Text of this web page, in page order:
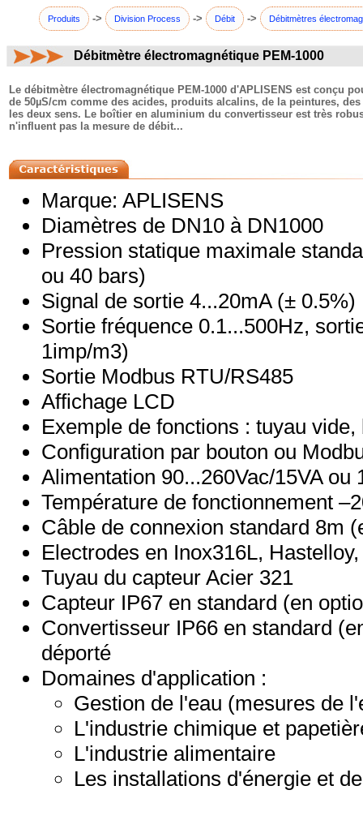
Produits -> Division Process -> Débit -> Débitmètres
Débitmètre électromagnétique PEM-1000
Le débitmètre électromagnétique PEM-1000 d'APLISENS est conçu
de 50µS/cm comme des acides, produits alcalins, de la peintures,
les deux sens. Le boîtier en aluminium du convertisseur est très
n'influent pas la mesure de débit...
Marque: APLISENS
Diamètres de DN10 à DN1000
Pression statique maximale
ou 40 bars)
Signal de sortie 4...20mA (± 0.5%)
Sortie fréquence 0.1...500Hz,
1imp/m3)
Sortie Modbus RTU/RS485
Affichage LCD
Exemple de fonctions : tuyau
Configuration par bouton ou
Alimentation 90...260Vac/15VA ou
Température de fonctionnement
Câble de connexion standard 8m
Electrodes en Inox316L,
Tuyau du capteur Acier 321
Capteur IP67 en standard (en
Convertisseur IP66 en standard
déporté
Domaines d'application :
Gestion de l'eau (mesures de
L'industrie chimique et
L'industrie alimentaire
Les installations d'énergie et